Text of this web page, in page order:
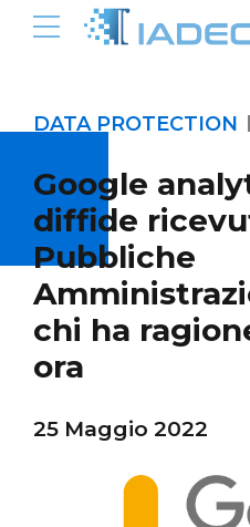
DATA PROTECTION
Google
diffide
Pubbliche
chi ha
ora
25 Maggio 2022